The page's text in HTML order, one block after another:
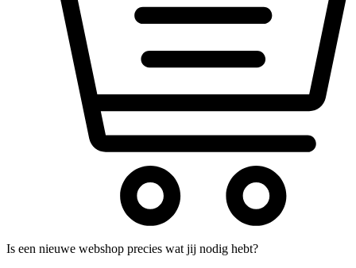
Is een nieuwe webshop precies wat jij nodig hebt?